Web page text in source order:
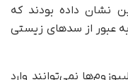
نشان داده بودند که
به عبور از سدهای زیستی
نمی‌توانند وارد